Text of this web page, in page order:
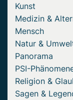
Kunst
Medizin &
Mensch
Natur &
Panorama
PSI-
Religion &
Sagen &